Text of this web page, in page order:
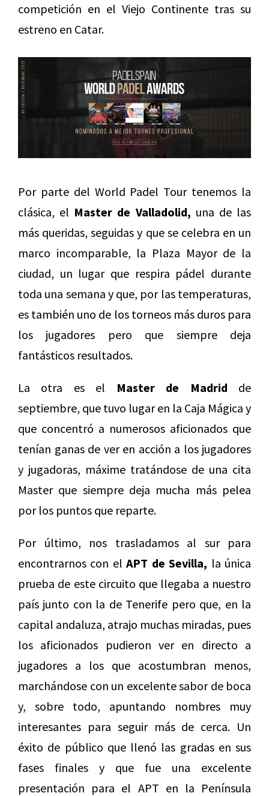
competición en el Viejo Continente tras su
estreno en Catar.
Por parte del World Padel Tour tenemos la
clásica, el Master de Valladolid, una de las
más queridas, seguidas y que se celebra en un
marco incomparable, la Plaza Mayor de la
ciudad, un lugar que respira pádel durante
toda una semana y que, por las temperaturas,
es también uno de los torneos más duros para
los jugadores pero que siempre deja
fantásticos resultados.
La otra es el Master de Madrid de
septiembre, que tuvo lugar en la Caja Mágica y
que concentró a numerosos aficionados que
tenían ganas de ver en acción a los jugadores
y jugadoras, máxime tratándose de una cita
Master que siempre deja mucha más pelea
por los puntos que reparte.
Por último, nos trasladamos al sur para
encontrarnos con elAPT de Sevilla, la única
prueba de este circuito que llegaba a nuestro
país junto con la de Tenerife pero que, en la
capital andaluza, atrajo muchas miradas, pues
los aficionados pudieron ver en directo a
jugadores a los que acostumbran menos,
marchándose con un excelente sabor de boca
y, sobre todo, apuntando nombres muy
interesantes para seguir más de cerca. Un
éxito de público que llenó las gradas en sus
fases finales y que fue una excelente
presentación para el APT en la Península